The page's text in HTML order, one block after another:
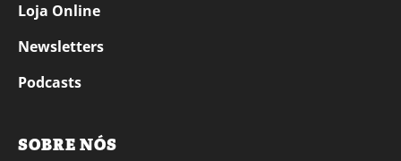
Loja Online
Newsletters
Podcasts
SOBRE NÓS